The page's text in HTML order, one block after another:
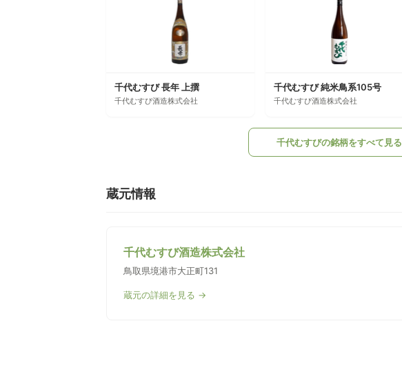
千代むすび 長年 上撰
千代むすび酒造株式会社
千代むすび 純米鳥系105号
千代むすび酒造株式会社
千代むすびの銘柄をすべて見る
蔵元情報
千代むすび酒造株式会社
鳥取県境港市大正町131
蔵元の詳細を見る →